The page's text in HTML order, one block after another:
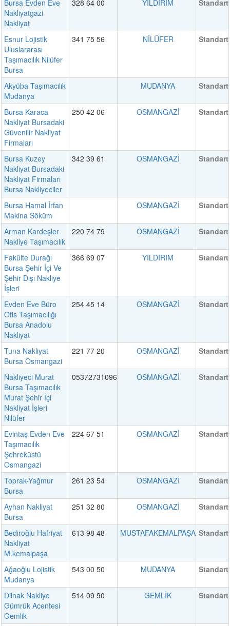
Bursa Evden Eve
Nakliyatgazi
Nakliyat
328 64 00 YILDIRIM Standart
Esnur Lojistik
Uluslararası
Taşımacılık Nilüfer
Bursa
341 75 56 NİLÜFER Standart
Akyüba Taşımacılık
Mudanya
MUDANYA Standart
Bursa Karaca
Nakliyat Bursadaki
Güvenilir Nakliyat
Firmaları
250 42 06 OSMANGAZİ Standart
Bursa Kuzey
Nakliyat Bursadaki
Nakliyat Firmaları
Bursa Nakliyeciler
342 39 61 OSMANGAZİ Standart
Bursa Hamal İrfan
Makina Söküm
OSMANGAZİ Standart
Arman Kardeşler
Nakliye Taşımacılık
220 74 79 OSMANGAZİ Standart
Fakülte Durağı
Bursa Şehir İçi Ve
Şehir Dışı Nakliye
İşleri
366 69 07 YILDIRIM Standart
Evden Eve Büro
Ofis Taşımacılığı
Bursa Anadolu
Nakliyat
254 45 14 OSMANGAZİ Standart
Tuna Nakliyat
Bursa Osmangazi
221 77 20 OSMANGAZİ Standart
Nakliyeci Murat
Bursa Taşımacılık
Murat Şehir İçi
Nakliyat İşleri
Nilüfer
05372731096 OSMANGAZİ Standart
Evintaş Evden Eve
Taşımacılık
Şehreküstü
Osmangazi
224 67 51 OSMANGAZİ Standart
Toprak-Yağmur
Bursa
261 23 54 OSMANGAZİ Standart
Ayhan Nakliyat
Bursa
251 32 80 OSMANGAZİ Standart
Bediroğlu Hafriyat
Nakliyat
M.kemalpaşa
613 98 48 MUSTAFAKEMALPAŞA Standart
Ağaoğlu Lojistik
Mudanya
543 00 50 MUDANYA Standart
Dilnak Nakliye
Gümrük Acentesi
Gemlik
514 09 90 GEMLİK Standart